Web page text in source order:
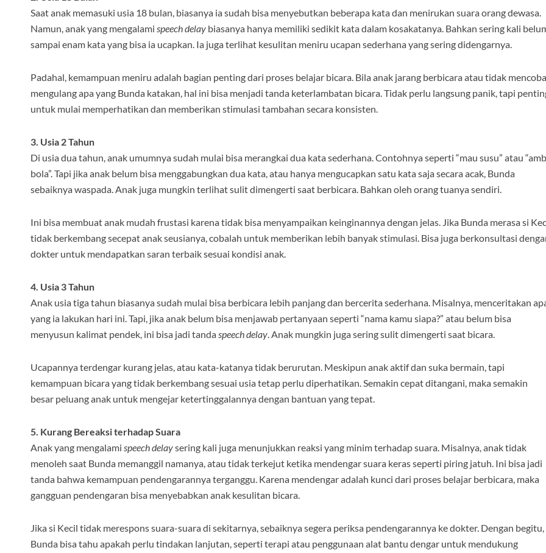
Saat anak memasuki usia 18 bulan, biasanya ia sudah bisa menyebutkan beberapa kata dan menirukan suara orang dewasa.
Namun, anak yang mengalami speech delay biasanya hanya memiliki sedikit kata dalam kosakatanya. Bahkan sering kali
sampai enam kata yang bisa ia ucapkan. Ia juga terlihat kesulitan meniru ucapan sederhana yang sering didengarnya.
Padahal, kemampuan meniru adalah bagian penting dari proses belajar bicara. Bila anak jarang berbicara atau tidak mencoba
mengulang apa yang Bunda katakan, hal ini bisa menjadi tanda keterlambatan bicara. Tidak perlu langsung panik, tapi
untuk mulai memperhatikan dan memberikan stimulasi tambahan secara konsisten.
3. Usia 2 Tahun
Di usia dua tahun, anak umumnya sudah mulai bisa merangkai dua kata sederhana. Contohnya seperti “mau susu” atau
bola”. Tapi jika anak belum bisa menggabungkan dua kata, atau hanya mengucapkan satu kata saja secara acak, Bunda
sebaiknya waspada. Anak juga mungkin terlihat sulit dimengerti saat berbicara. Bahkan oleh orang tuanya sendiri.
Ini bisa membuat anak mudah frustasi karena tidak bisa menyampaikan keinginannya dengan jelas. Jika Bunda merasa si
tidak berkembang secepat anak seusianya, cobalah untuk memberikan lebih banyak stimulasi. Bisa juga berkonsultasi
dokter untuk mendapatkan saran terbaik sesuai kondisi anak.
4. Usia 3 Tahun
Anak usia tiga tahun biasanya sudah mulai bisa berbicara lebih panjang dan bercerita sederhana. Misalnya, menceritakan
yang ia lakukan hari ini. Tapi, jika anak belum bisa menjawab pertanyaan seperti “nama kamu siapa?” atau belum bisa
menyusun kalimat pendek, ini bisa jadi tandaspeech delay. Anak mungkin juga sering sulit dimengerti saat bicara.
Ucapannya terdengar kurang jelas, atau kata-katanya tidak berurutan. Meskipun anak aktif dan suka bermain, tapi
kemampuan bicara yang tidak berkembang sesuai usia tetap perlu diperhatikan. Semakin cepat ditangani, maka semakin
besar peluang anak untuk mengejar ketertinggalannya dengan bantuan yang tepat.
5. Kurang Bereaksi terhadap Suara
Anak yang mengalami speech delaysering kali juga menunjukkan reaksi yang minim terhadap suara. Misalnya, anak tidak
menoleh saat Bunda memanggil namanya, atau tidak terkejut ketika mendengar suara keras seperti piring jatuh. Ini bisa jadi
tanda bahwa kemampuan pendengarannya terganggu. Karena mendengar adalah kunci dari proses belajar berbicara, maka
gangguan pendengaran bisa menyebabkan anak kesulitan bicara.
Jika si Kecil tidak merespons suara-suara di sekitarnya, sebaiknya segera periksa pendengarannya ke dokter. Dengan begitu,
Bunda bisa tahu apakah perlu tindakan lanjutan, seperti terapi atau penggunaan alat bantu dengar untuk mendukung